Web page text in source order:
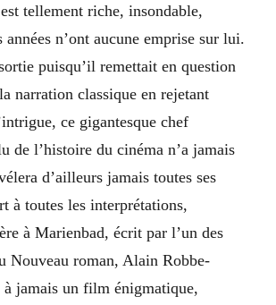
tellement riche, insondable,
n’ont aucune emprise sur lui.
puisqu’il remettait en question
narration classique en rejetant
ce gigantesque chef
de l’histoire du cinéma n’a jamais
d’ailleurs jamais toutes ses
à toutes les interprétations,
à Marienbad, écrit par l’un des
Nouveau roman, Alain Robbe-
jamais un film énigmatique,